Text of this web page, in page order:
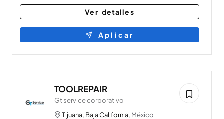
Ver detalles
Aplicar
TOOLREPAIR
Gt service corporativo
Tijuana, Baja California, México